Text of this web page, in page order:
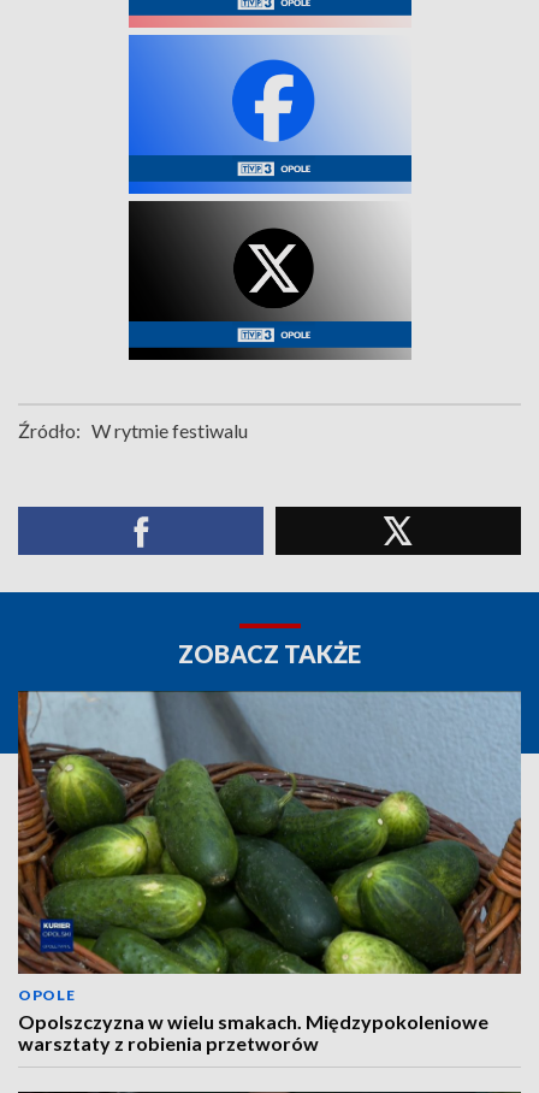
Źródło: W rytmie festiwalu
ZOBACZ TAKŻE
OPOLE
Opolszczyzna w wielu smakach. Międzypokoleniowe
warsztaty z robienia przetworów